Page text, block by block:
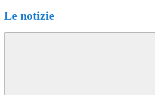
Le notizie